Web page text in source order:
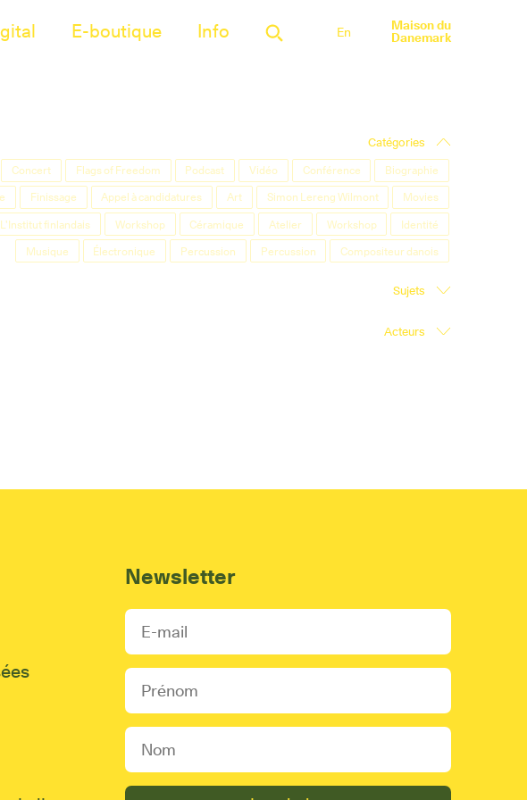
E-boutique Info En Maison du
Danemark
Catégories
Concert Flags of Freedom Podcast Vidéo Conférence
Biographie
Finissage Appel à candidatures Art Simon Lereng Wilmont
Movies
L'Institut finlandais Workshop Céramique Atelier Workshop
Identité
Musique
Électronique Percussion Percussion Compositeur danois
Sujets
Acteurs
Newsletter